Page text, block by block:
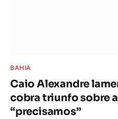
BAHIA
Caio Alexandre
cobra triunfo sobre
“precisamos”